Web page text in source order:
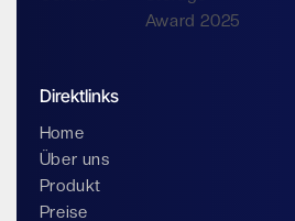
Direktlinks
Home
Über uns
Produkt
Preise